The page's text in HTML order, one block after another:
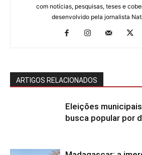
com notícias, pesquisas, teses e
desenvolvido pela jornalista
ARTIGOS RELACIONADOS
Eleições
busca popular por